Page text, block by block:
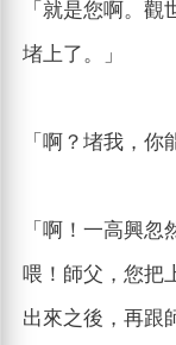
「就是您啊。
堵上了。」
「啊？堵我，你
「啊！一高興忽
喂！師父，您把
出來之後，再跟